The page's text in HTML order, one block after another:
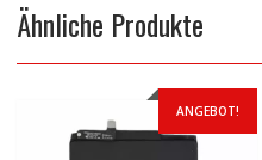
Ähnliche Produkte
ANGEBOT!